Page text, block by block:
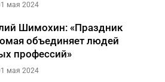
мая 2024
Шимохин: «Праздник
объединяет людей
профессий»
мая 2024